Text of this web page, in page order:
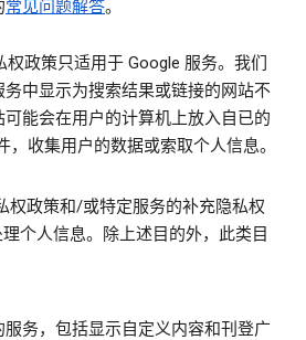
常见问题解答。
权政策只适用于 Google 服务。我们
务中显示为搜索结果或链接的网站不
能会在用户的计算机上放入自已的
，收集用户的数据或索取个人信息。
权政策和/或特定服务的补充隐私权
个人信息。除上述目的外，此类目
服务，包括显示自定义内容和刊登广